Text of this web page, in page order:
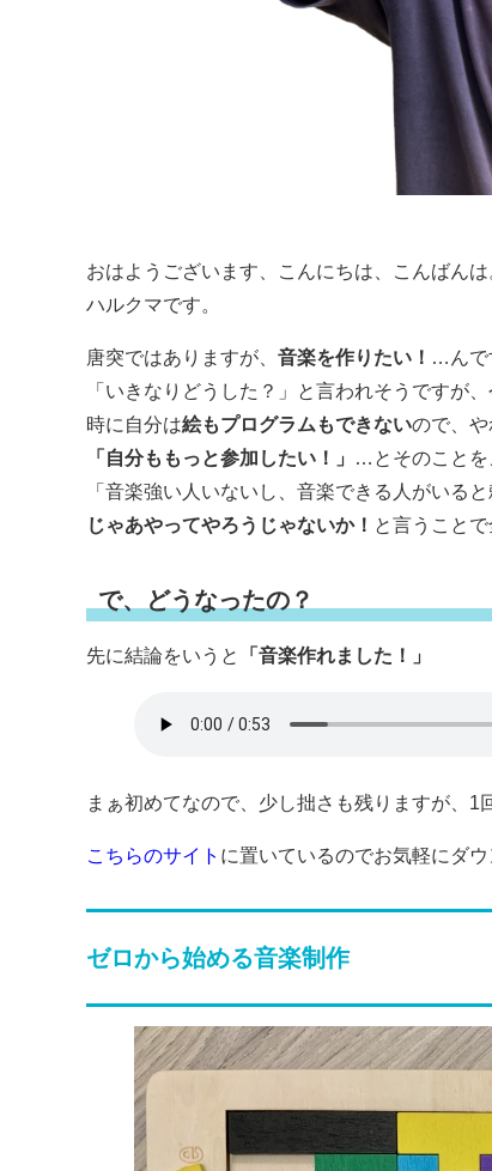
おはようございます、こんにちは、こんばんは
ハルクマです。
唐突ではありますが、 音楽を作りたい！ …んで
「いきなりどうした？」と言われそうですが
時に自分は絵もプログラムもできないので、や
「自分ももっと参加したい！」
…とそのことを
「音楽強い人いないし、音楽できる人がいると
じゃあやってやろうじゃないか！ と言うこと
で、どうなったの？
先に結論をいうと 「音楽作れました！」
まぁ初めてなので、少し拙さも残りますが、1
こちらのサイト に置いているのでお気軽にダ
ゼロから始める音楽制作